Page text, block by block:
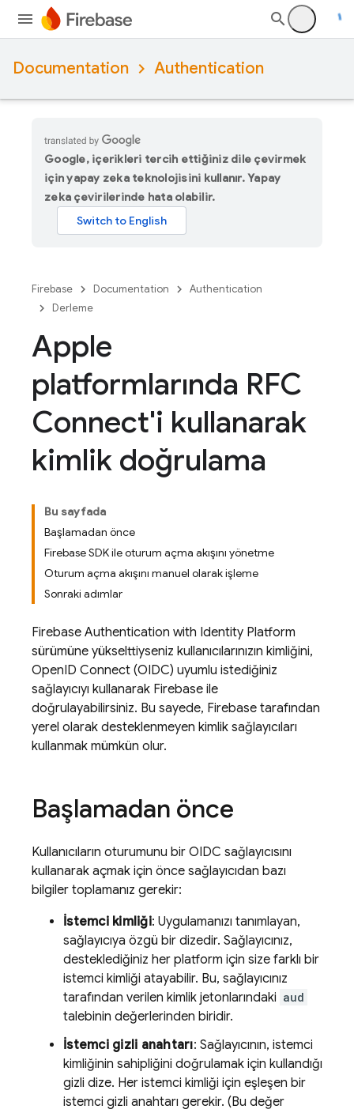
Documentation Authentication
Google, içerikleri tercih ettiğiniz dile çevirmek
için yapay zeka teknolojisini kullanır. Yapay
zeka çevirilerinde hata olabilir.
Firebase Documentation
Authentication
Derleme
Apple
platformlarında RFC
Connect'i kullanarak
kimlik doğrulama
Bu sayfada
Başlamadan önce
Firebase SDK ile oturum açma akışını yönetme
Oturum açma akışını manuel olarak işleme
Sonraki adımlar
Firebase Authentication with Identity Platform
sürümüne yükselttiyseniz kullanıcılarınızın kimliğini,
OpenID Connect (OIDC) uyumlu istediğiniz
sağlayıcıyı kullanarak Firebase ile
doğrulayabilirsiniz. Bu sayede, Firebase tarafından
yerel olarak desteklenmeyen kimlik sağlayıcıları
kullanmak mümkün olur.
Başlamadan önce
Kullanıcıların oturumunu bir OIDC sağlayıcısını
kullanarak açmak için önce sağlayıcıdan bazı
bilgiler toplamanız gerekir:
İstemci kimliği: Uygulamanızı tanımlayan,
sağlayıcıya özgü bir dizedir. Sağlayıcınız,
desteklediğiniz her platform için size farklı bir
istemci kimliği atayabilir. Bu, sağlayıcınız
tarafından verilen kimlik jetonlarındaki aud
talebinin değerlerinden biridir.
İstemci gizli anahtarı: Sağlayıcının, istemci
kimliğinin sahipliğini doğrulamak için kullandığı
gizli dize. Her istemci kimliği için eşleşen bir
istemci gizli anahtarı gerekir. (Bu değer